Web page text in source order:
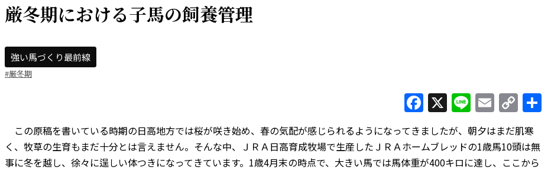
厳冬期における子馬の飼養管理
強い馬づくり最前線
#厳冬期
Facebook
X LineEmail
Copy
Link
この原稿を書いている時期の日高地方では桜が咲き始め、春の気配が感じられるようになってきましたが、朝夕はまだ肌寒
く、牧草の生育もまだ十分とは言えません。そんな中、ＪＲＡ日高育成牧場で生産したＪＲＡホームブレッドの1歳馬10頭は無
事に冬を越し、徐々に逞しい体つきになってきています。1歳4月末の時点で、大きい馬では馬体重が400キロに達し、ここから